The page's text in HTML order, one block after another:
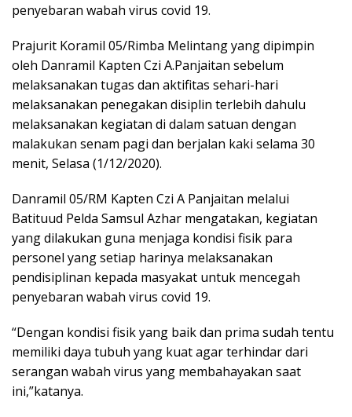
penyebaran wabah virus covid 19.
Prajurit Koramil 05/Rimba Melintang yang dipimpin
oleh Danramil Kapten Czi A.Panjaitan sebelum
melaksanakan tugas dan aktifitas sehari-hari
melaksanakan penegakan disiplin terlebih dahulu
melaksanakan kegiatan di dalam satuan dengan
malakukan senam pagi dan berjalan kaki selama 30
menit, Selasa (1/12/2020).
Danramil 05/RM Kapten Czi A Panjaitan melalui
Batituud Pelda Samsul Azhar mengatakan, kegiatan
yang dilakukan guna menjaga kondisi fisik para
personel yang setiap harinya melaksanakan
pendisiplinan kepada masyakat untuk mencegah
penyebaran wabah virus covid 19.
“Dengan kondisi fisik yang baik dan prima sudah tentu
memiliki daya tubuh yang kuat agar terhindar dari
serangan wabah virus yang membahayakan saat
ini,”katanya.